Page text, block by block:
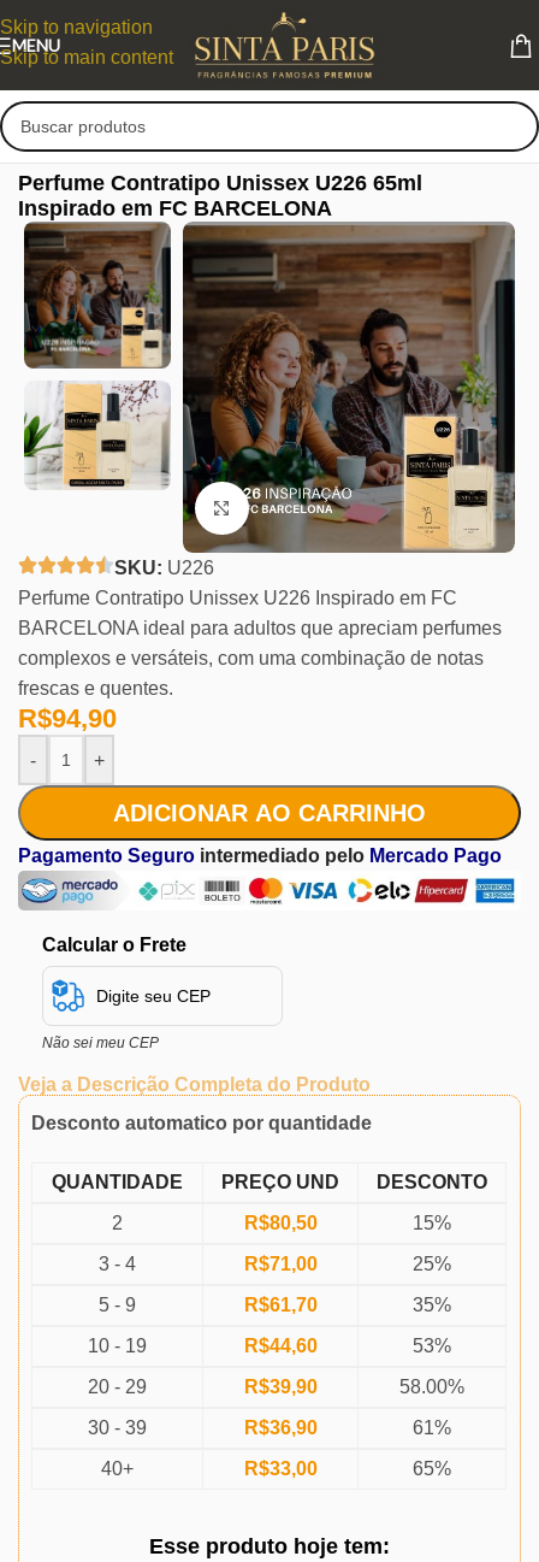
Skip to navigation
Skip to main content
MENU
Perfume Contratipo Unissex U226 65ml
Inspirado em FC BARCELONA
Clique para ampliar
SKU: U226
Perfume Contratipo Unissex U226 Inspirado em FC
BARCELONA ideal para adultos que apreciam perfumes
complexos e versáteis, com uma combinação de notas
frescas e quentes.
R$94,90
- +
ADICIONAR AO CARRINHO
Pagamento Seguro intermediado pelo Mercado Pago
Calcular o Frete
Não sei meu CEP
Veja a Descrição Completa do Produto
Desconto automatico por quantidade
QUANTIDADE PREÇO UND
DESCONTO
2
R$80,50
15%
3 - 4
R$71,00
25%
5 - 9
R$61,70
35%
10 - 19
R$44,60
53%
20 - 29
R$39,90
58.00%
30 - 39
R$36,90
61%
40+
R$33,00 65%
Esse produto hojetem: